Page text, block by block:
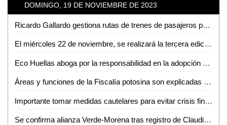
DOMINGO, 19 DE NOVIEMBRE DE 2023
Ricardo Gallardo gestiona rutas de trenes de pasajeros para SLP
El miércoles 22 de noviembre, se realizará la tercera edición del Unibazar en Rioverde
Eco Huellas aboga por la responsabilidad en la adopción de mascotas en diciembre
Áreas y funciones de la Fiscalía potosina son explicadas a estudiantes de la Universidad Intercultural de Cerritos
Importante tomar medidas cautelares para evitar crisis financiera al final del sexenio: David Páramo
Se confirma alianza Verde-Morena tras registro de Claudia Sheinbaum como precandidata a la presidencia